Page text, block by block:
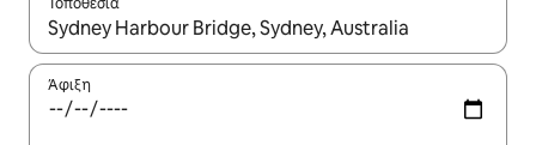
Όταν τα αποτελέσματα είναι διαθέσιμα, μπορείτε να
Άφιξη